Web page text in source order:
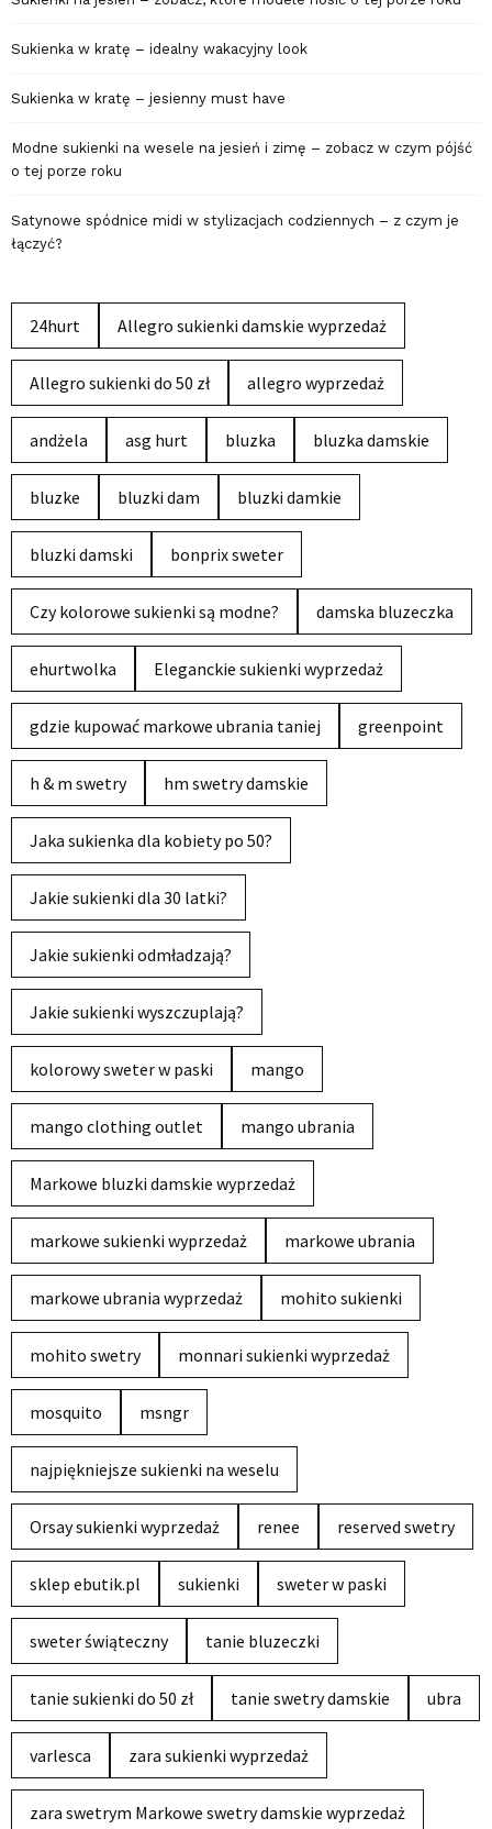
Sukienka w kratę – idealny wakacyjny look
Sukienka w kratę – jesienny must have
Modne sukienki na wesele na jesień i zimę – zobacz w czym pójść
o tej porze roku
Satynowe spódnice midi w stylizacjach codziennych – z czym je
łączyć?
24hurt Allegro sukienki damskie wyprzedaż
Allegro sukienki do 50 zł allegro wyprzedaż
andżela asg hurt bluzka bluzka damskie
bluzke bluzki dam bluzki damkie
bluzki damski bonprix sweter
Czy kolorowe sukienki są modne? damska bluzeczka
ehurtwolka Eleganckie sukienki wyprzedaż
gdzie kupować markowe ubrania taniej greenpoint
h & m swetry hm swetry damskie
Jaka sukienka dla kobiety po 50?
Jakie sukienki dla 30 latki?
Jakie sukienki odmładzają?
Jakie sukienki wyszczuplają?
kolorowy sweter w paski mango
mango clothing outlet mango ubrania
Markowe bluzki damskie wyprzedaż
markowe sukienki wyprzedaż markowe ubrania
markowe ubrania wyprzedaż mohito sukienki
mohito swetry monnari sukienki wyprzedaż
mosquito msngr
najpiękniejsze sukienki na weselu
Orsay sukienki wyprzedaż renee reserved swetry
sklep ebutik.pl sukienki sweter w paski
sweter świąteczny tanie bluzeczki
tanie sukienki do 50 zł tanie swetry damskie ubra
varlesca zara sukienki wyprzedaż
zara swetrym Markowe swetry damskie wyprzedaż